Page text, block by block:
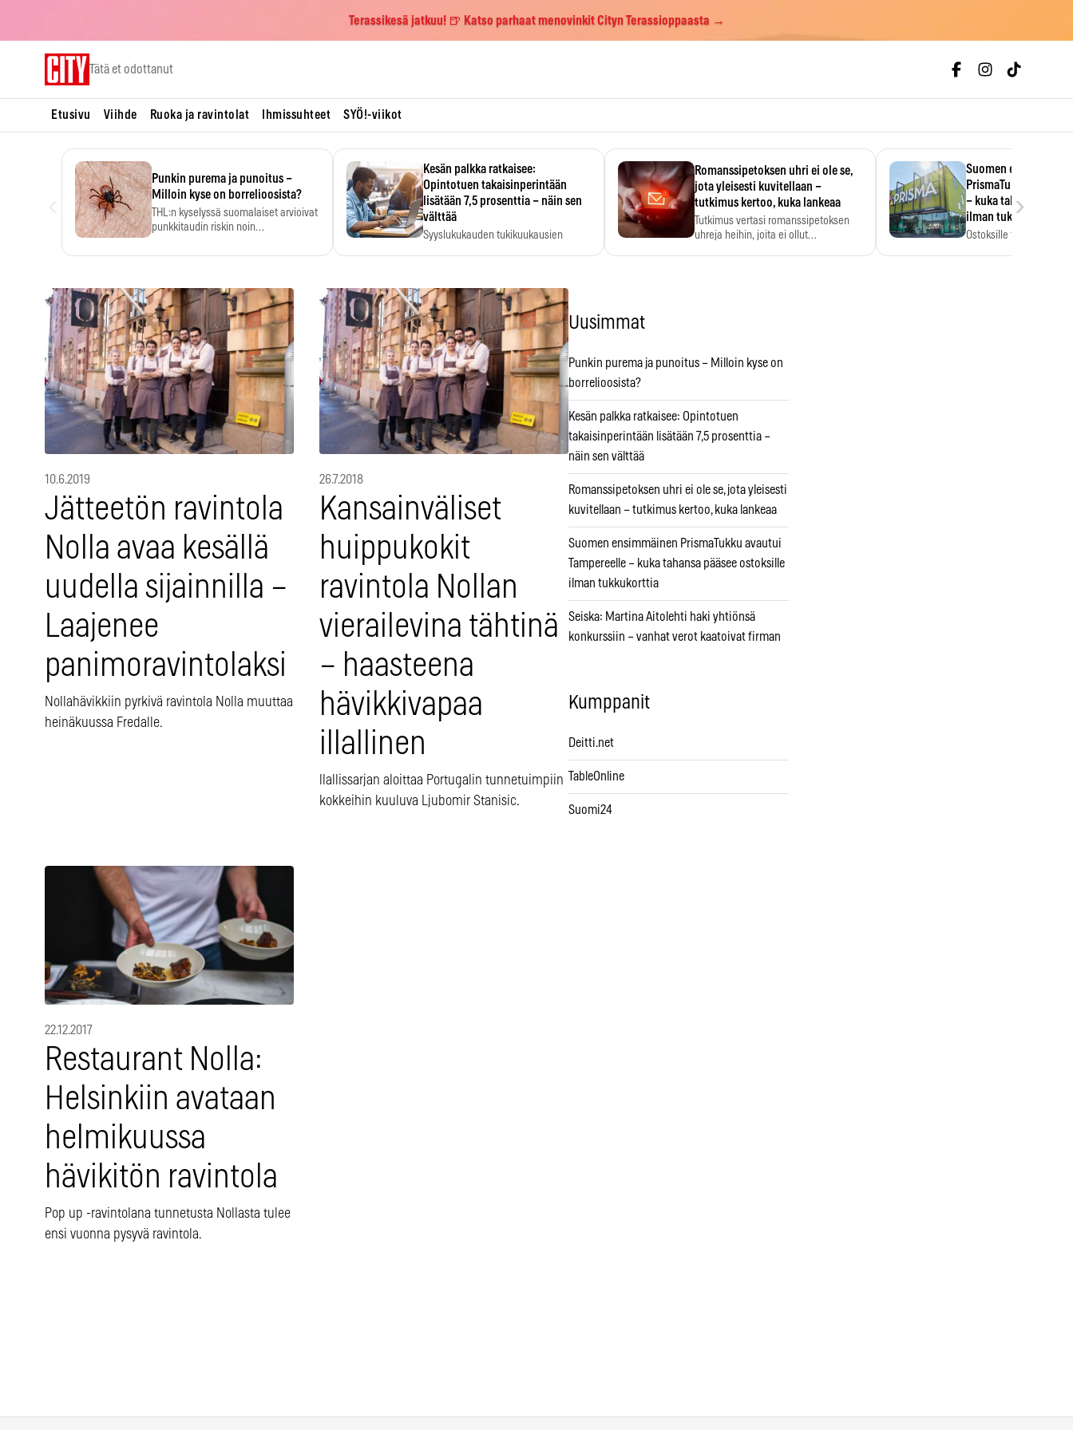
Terassikesä jatkuu! 🍺 Katso parhaat menovinkit Cityn Terassioppaasta →
Tätä et odottanut
Etusivu Viihde Ruoka ja ravintolat Ihmissuhteet SYÖ!-viikot
Punkin purema ja punoitus –
Milloin kyse on borrelioosista?
THL:n kyselyssä suomalaiset arvioivat
punkkitaudin riskin noin
Kesän palkka ratkaisee:
Opintotuen takaisinperintään
lisätään 7,5 prosenttia – näin sen
välttää
Syyslukukauden tukikuukausien
Romanssipetoksen uhri ei ole se,
jota yleisesti kuvitellaan –
tutkimus kertoo, kuka lankeaa
Tutkimus vertasi romanssipetoksen
uhreja heihin, joita ei ollut…
Suomen
PrismaTukku avautui
– kuka tahansa
ilman tukkukorttia
Ostoksille tarvitse
›
10.6.2019
Jätteetön ravintola
Nolla avaa kesällä
uudella sijainnilla –
Laajenee
panimoravintolaksi
Nollahävikkiin pyrkivä ravintola Nolla muuttaa
heinäkuussa Fredalle.
26.7.2018
Kansainväliset
huippukokit
ravintola Nollan
vierailevina tähtinä
– haasteena
hävikkivapaa
illallinen
llallissarjan aloittaa Portugalin tunnetuimpiin
kokkeihin kuuluva Ljubomir Stanisic.
22.12.2017
Restaurant Nolla:
Helsinkiin avataan
helmikuussa
hävikitön ravintola
Pop up -ravintolana tunnetusta Nollasta tulee
ensi vuonna pysyvä ravintola.
Uusimmat
Punkin purema ja punoitus – Milloin kyse on
borrelioosista?
Kesän palkka ratkaisee: Opintotuen
takaisinperintään lisätään 7,5 prosenttia –
näin sen välttää
Romanssipetoksen uhri ei ole se, jota yleisesti
kuvitellaan – tutkimus kertoo, kuka lankeaa
Suomen ensimmäinen PrismaTukku avautui
Tampereelle – kuka tahansa pääsee ostoksille
ilman tukkukorttia
Seiska: Martina Aitolehti haki yhtiönsä
konkurssiin – vanhat verot kaatoivat firman
Kumppanit
Deitti.net
TableOnline
Suomi24